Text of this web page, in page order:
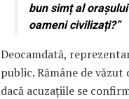
bun simț al
oameni civilizați?”
Deocamdată,
public. Rămâne de
dacă acuzațiile se